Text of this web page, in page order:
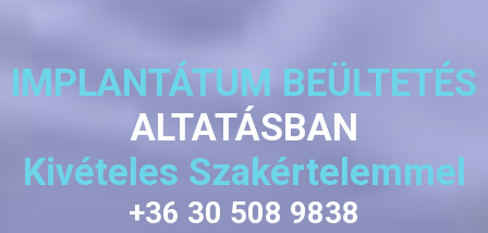
IMPLANTÁTUM BEÜLTETÉS
ALTATÁSBAN
Kivételes Szakértelemmel
+36 30 508 9838